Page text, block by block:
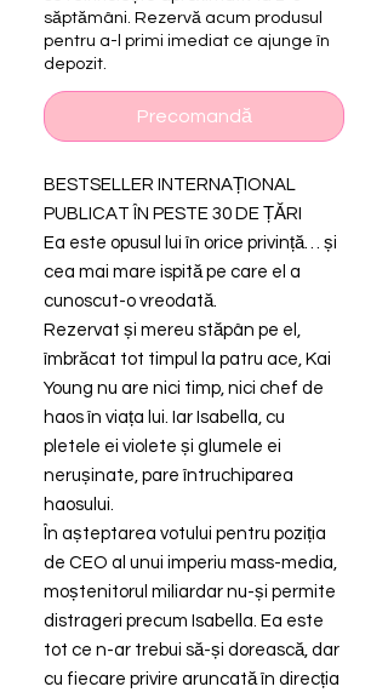
săptămâni. Rezervă acum produsul
pentru a-l primi imediat ce ajunge în
depozit.
Precomandă
BESTSELLER INTERNAȚIONAL
PUBLICAT ÎN PESTE 30 DE ȚĂRI
Ea este opusul lui în orice privință… și
cea mai mare ispită pe care el a
cunoscut-o vreodată.
Rezervat și mereu stăpân pe el,
îmbrăcat tot timpul la patru ace, Kai
Young nu are nici timp, nici chef de
haos în viața lui. Iar Isabella, cu
pletele ei violete și glumele ei
nerușinate, pare întruchiparea
haosului.
În așteptarea votului pentru poziția
de CEO al unui imperiu mass-media,
moștenitorul miliardar nu-și permite
distrageri precum Isabella. Ea este
tot ce n-ar trebui să-și dorească, dar
cu fiecare privire aruncată în direcția